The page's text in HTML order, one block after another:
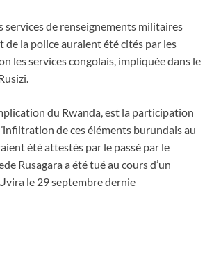
services de renseignements militaires
de la police auraient été cités par les
les services congolais, impliquée dans le
du Rwanda, est la participation
de ces éléments burundais au
été attestés par le passé par le
Rusagara a été tué au cours d’un
le 29 septembre dernie